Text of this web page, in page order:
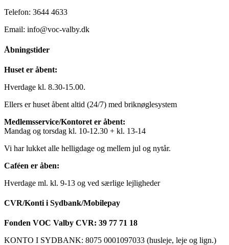
Telefon: 3644 4633
Email: info@voc-valby.dk
Åbningstider
Huset er åbent:
Hverdage kl. 8.30-15.00.
Ellers er huset åbent altid (24/7) med briknøglesystem
Medlemsservice/Kontoret er åbent:
Mandag og torsdag kl. 10-12.30 + kl. 13-14
Vi har lukket alle helligdage og mellem jul og nytår.
Caféen er åben:
Hverdage ml. kl. 9-13 og ved særlige lejligheder
CVR/Konti i Sydbank/Mobilepay
Fonden VOC Valby CVR: 39 77 71 18
KONTO I SYDBANK: 8075 0001097033 (husleje, leje og lign.)